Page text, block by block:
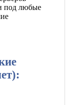
под любые